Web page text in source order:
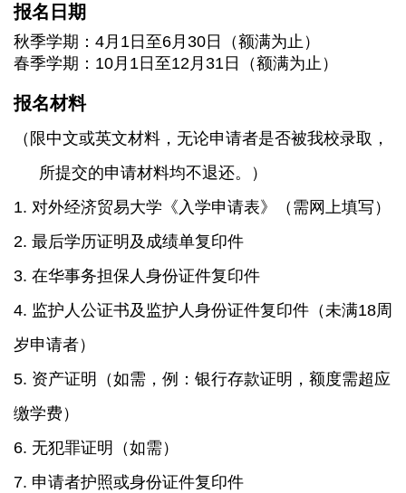
报名日期
秋季学期：4月1日至6月30日（额满为止）
春季学期：10月1日至12月31日（额满为止）
报名材料
（限中文或英文材料，无论申请者是否被我校录取，
所提交的申请材料均不退还。）
1. 对外经济贸易大学《入学申请表》（需网上填写）
2. 最后学历证明及成绩单复印件
3. 在华事务担保人身份证件复印件
4. 监护人公证书及监护人身份证件复印件（未满18周
岁申请者）
5. 资产证明（如需，例：银行存款证明，额度需超应
缴学费）
6. 无犯罪证明（如需）
7. 申请者护照或身份证件复印件